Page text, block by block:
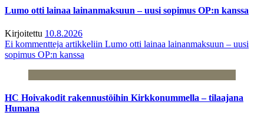
Lumo otti lainaa lainanmaksuun – uusi sopimus OP:n kanssa
Kirjoitettu 10.8.2026
Ei kommentteja artikkeliin Lumo otti lainaa lainanmaksuun – uusi
sopimus OP:n kanssa
HC Hoivakodit rakennustöihin Kirkkonummella – tilaajana
Humana